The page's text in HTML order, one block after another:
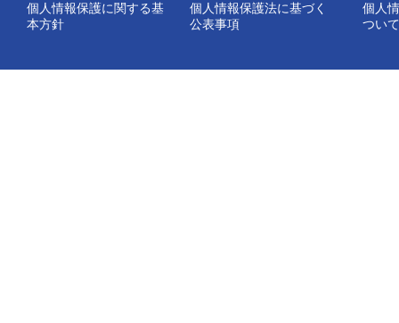
個人情報保護に関する基
本方針
個人情報保護法に基づく
公表事項
個人
ついて